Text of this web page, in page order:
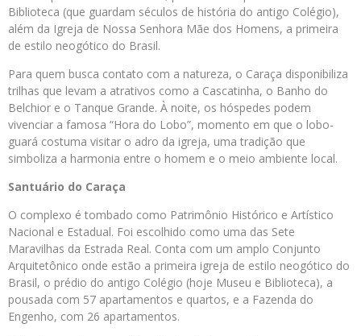
Biblioteca (que guardam séculos de história do antigo Colégio),
além da Igreja de Nossa Senhora Mãe dos Homens, a primeira
de estilo neogótico do Brasil.
Para quem busca contato com a natureza, o Caraça disponibiliza
trilhas que levam a atrativos como a Cascatinha, o Banho do
Belchior e o Tanque Grande. À noite, os hóspedes podem
vivenciar a famosa “Hora do Lobo”, momento em que o lobo-
guará costuma visitar o adro da igreja, uma tradição que
simboliza a harmonia entre o homem e o meio ambiente local.
Santuário do Caraça
O complexo é tombado como Patrimônio Histórico e Artístico
Nacional e Estadual. Foi escolhido como uma das Sete
Maravilhas da Estrada Real. Conta com um amplo Conjunto
Arquitetônico onde estão a primeira igreja de estilo neogótico do
Brasil, o prédio do antigo Colégio (hoje Museu e Biblioteca), a
pousada com 57 apartamentos e quartos, e a Fazenda do
Engenho, com 26 apartamentos.